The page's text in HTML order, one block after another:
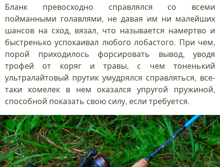
Бланк превосходно справлялся со всеми
пойманными голавлями, не давая им ни малейших
шансов на сход, вязал, что называется намертво и
быстренько успокаивал любого лобастого. При чем,
порой приходилось форсировать вывод, уводя
трофей от коряг и травы, с чем тоненький
ультралайтовый прутик умудрялся справляться, все-
таки комелек в нем оказался упругой пружиной,
способной показать свою силу, если требуется.